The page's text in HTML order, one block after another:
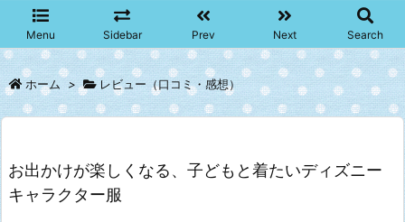
Menu Sidebar Prev Next Search
ホーム > レビュー（口コミ・感想）
お出かけが楽しくなる、子どもと着たいディズニー
キャラクター服